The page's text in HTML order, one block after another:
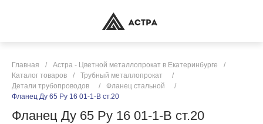
Главная / Астра - Цветной металлопрокат в Екатеринбурге
/
Каталог товаров
/ Трубный металлопрокат
/
Детали трубопроводов
/ Фланец стальной
/
Фланец Ду 65 Ру 16 01-1-В ст.20
Фланец Ду 65 Ру 16 01-1-В ст.20